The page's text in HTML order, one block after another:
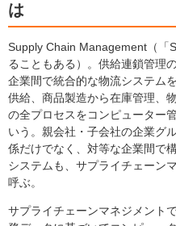
は
Supply Chain Management（「
ることもある）。供給連鎖管理
企業間で統合的な物流システム
供給、商品製造から在庫管理、
の全プロセスをコンピューター
いう。親会社・子会社の企業グ
係だけでなく、対等な企業間で
システムも、サプライチェーン
呼ぶ。
サプライチェーンマネジメント